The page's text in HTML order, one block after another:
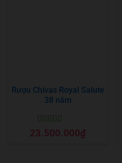
Rượu Chivas Royal Salute
38 năm
Được xếp
hạng 5 5 sao
23.500.000₫